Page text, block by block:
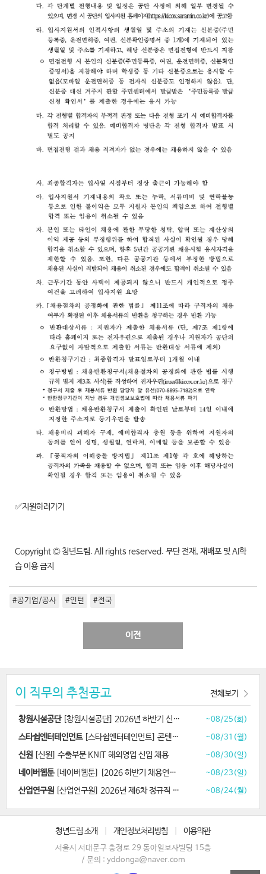
✅지원하러가기
Copyright Ⓒ 청년드림. All rights reserved. 무단 전재, 재배포 및 AI학
습 이용 금지
#공기업/공사 #인턴 #전국
이전
이 직무의 추천공고
창원시설공단[창원시설공단] 2026년 하반기 신규직원 공개경쟁 채용 ~08/25(화)
스타쉽엔터테인먼트[스타쉽엔터테인먼트] 콘텐츠 디자이너 채용 ~08/31(월)
신원 [신원] 수출부문 KNIT 해외영업 신입 채용 ~08/30(일)
네이버웹툰[네이버웹툰] [2026 하반기 채용연계형 인턴십] AI 애니메이션 제작 ~08/23(일)
산업연구원 [산업연구원] 2026년 제6차 정규직 채용 ~08/24(월)
전체보기
청년드림 소개 개인정보처리방침 이용약관
서울시 서대문구 충정로 29 동아일보사빌딩 15층
/ 문의 : yddonga@naver.com